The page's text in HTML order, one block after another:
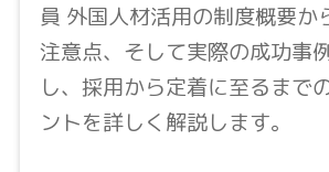
員 外国人材活用の制度概要か
注意点、そして実際の成功事
し、採用から定着に至るまで
ントを詳しく解説します。